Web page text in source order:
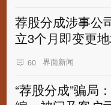
荐股分成涉事公
立3个月即变更
60 界面新闻
“荐股分成”骗局